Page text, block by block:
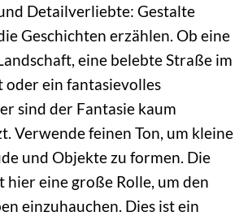
Detailverliebte: Gestalte
Geschichten erzählen. Ob eine
eine belebte Straße im
ein fantasievolles
sind der Fantasie kaum
Verwende feinen Ton, um kleine
und Objekte zu formen. Die
hier eine große Rolle, um den
einzuhauchen. Dies ist ein